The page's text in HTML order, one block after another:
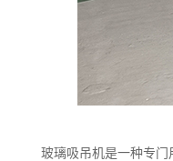
玻璃吸吊机是一种专门